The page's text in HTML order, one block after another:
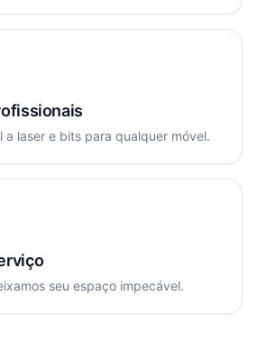
a laser e bits para qualquer móvel.
seu espaço impecável.